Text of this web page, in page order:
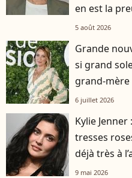
en est la
5 août 2026
Grande
si grand
grand-mère
6 juillet 2026
Kylie
tresses
déjà très à
9 mai 2026